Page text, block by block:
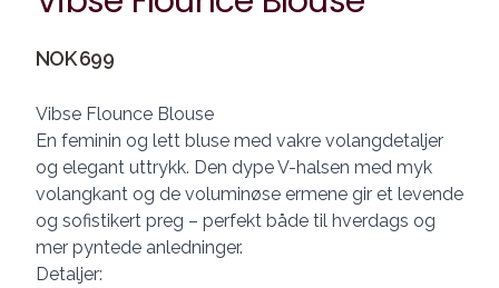
Produktdetaljer
NOK 699
Description
Vibse Flounce Blouse
En feminin og lett bluse med vakre volangdetaljer
og elegant uttrykk. Den dype V-halsen med myk
volangkant og de voluminøse ermene gir et levende
og sofistikert preg – perfekt både til hverdags og
mer pyntede anledninger.
Detaljer: